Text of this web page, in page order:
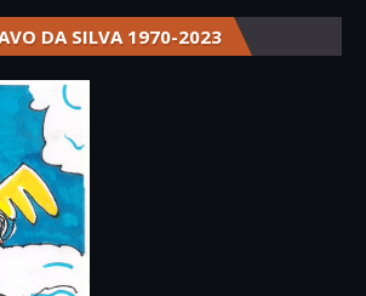
DA SILVA 1970-2023